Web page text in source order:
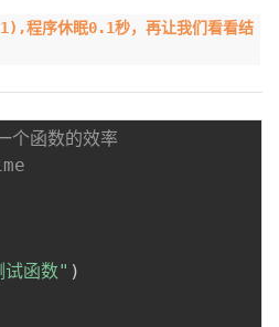
程序休眠0.1秒，再让我们看看结
个函数的效率
试函数" )